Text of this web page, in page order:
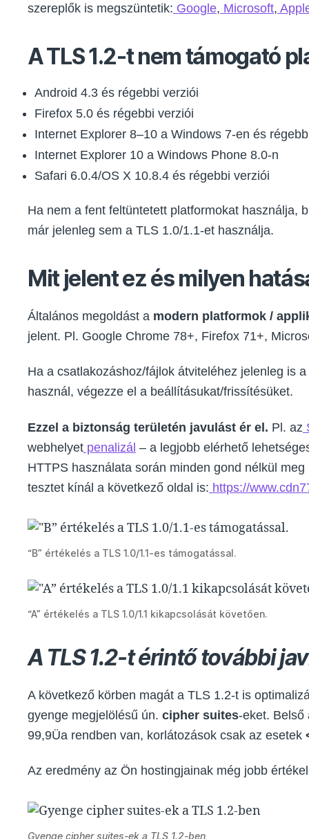
szereplők is megszüntetik: Google, Microsoft,
A TLS 1.2-t nem támogató
Android 4.3 és régebbi verziói
Firefox 5.0 és régebbi verziói
Internet Explorer 8–10 a Windows 7-en és
Internet Explorer 10 a Windows Phone 8.0-n
Safari 6.0.4/OS X 10.8.4 és régebbi verziói
Ha nem a fent feltüntetett platformokat használja,
már jelenleg sem a TLS 1.0/1.1-et használja.
Mit jelent ez és milyen
Általános megoldást a modern platformok /
jelent. Pl. Google Chrome 78+, Firefox 71+,
Ha a csatlakozáshoz/fájlok átviteléhez jelenleg is
használ, végezze el a beállításukat/frissítésüket.
Ezzel a biztonság területén javulást ér el. Pl. az
webhelyet penalizál – a legjobb elérhető
HTTPS használata során minden gond nélkül
tesztet kínál a következő oldal is: https://
“B” értékelés a TLS 1.0/1.1-es támogatással.
“A” értékelés a TLS 1.0/1.1 kikapcsolását követően.
A TLS 1.2-t érintő további
A következő körben magát a TLS 1.2-t is
gyenge megjelölésű ún. cipher suites-eket. Belső
99,9Üa rendben van, korlátozások csak az esetek
Az eredmény az Ön hostingjainak még jobb
Gyenge cipher suites-ek a TLS 1.2-ben